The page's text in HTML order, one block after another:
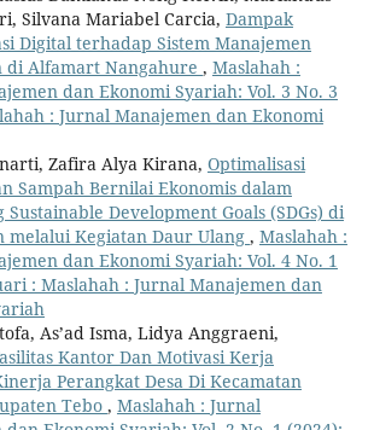
Silvana Mariabel Carcia, Dampak
Digital terhadap Sistem Manajemen
di Alfamart Nangahure , Maslahah :
dan Ekonomi Syariah: Vol. 3 No. 3
: Jurnal Manajemen dan Ekonomi
Zafira Alya Kirana, Optimalisasi
Sampah Bernilai Ekonomis dalam
Development Goals (SDGs) di
melalui Kegiatan Daur Ulang , Maslahah :
dan Ekonomi Syariah: Vol. 4 No. 1
: Maslahah : Jurnal Manajemen dan
As’ad Isma, Lidya Anggraeni,
Kantor Dan Motivasi Kerja
Perangkat Desa Di Kecamatan
Tebo , Maslahah : Jurnal